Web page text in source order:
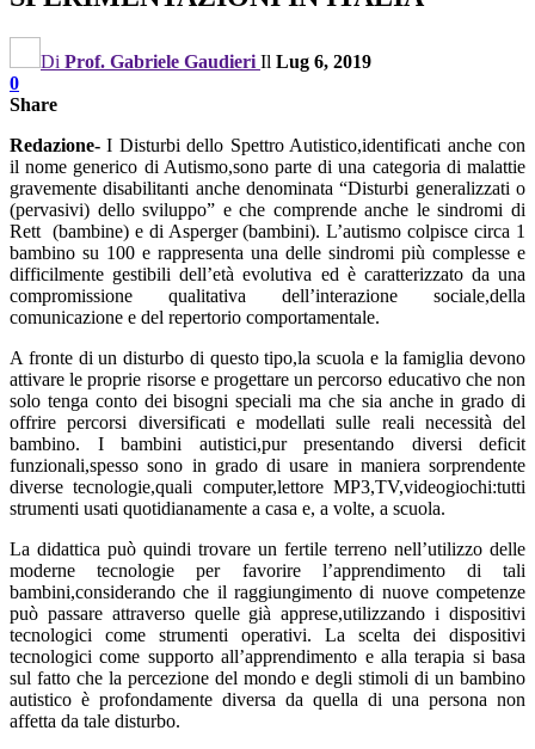
Di Prof. Gabriele Gaudieri Il Lug 6, 2019
0
Share
Redazione- I Disturbi dello Spettro Autistico,identificati anche con
il nome generico di Autismo,sono parte di una categoria di malattie
gravemente disabilitanti anche denominata “Disturbi generalizzati o
(pervasivi) dello sviluppo” e che comprende anche le sindromi di
Rett (bambine) e di Asperger (bambini). L’autismo colpisce circa 1
bambino su 100 e rappresenta una delle sindromi più complesse e
difficilmente gestibili dell’età evolutiva ed è caratterizzato da una
compromissione qualitativa dell’interazione sociale,della
comunicazione e del repertorio comportamentale.
A fronte di un disturbo di questo tipo,la scuola e la famiglia devono
attivare le proprie risorse e progettare un percorso educativo che non
solo tenga conto dei bisogni speciali ma che sia anche in grado di
offrire percorsi diversificati e modellati sulle reali necessità del
bambino. I bambini autistici,pur presentando diversi deficit
funzionali,spesso sono in grado di usare in maniera sorprendente
diverse tecnologie,quali computer,lettore MP3,TV,videogiochi:tutti
strumenti usati quotidianamente a casa e, a volte, a scuola.
La didattica può quindi trovare un fertile terreno nell’utilizzo delle
moderne tecnologie per favorire l’apprendimento di tali
bambini,considerando che il raggiungimento di nuove competenze
può passare attraverso quelle già apprese,utilizzando i dispositivi
tecnologici come strumenti operativi. La scelta dei dispositivi
tecnologici come supporto all’apprendimento e alla terapia si basa
sul fatto che la percezione del mondo e degli stimoli di un bambino
autistico è profondamente diversa da quella di una persona non
affetta da tale disturbo.